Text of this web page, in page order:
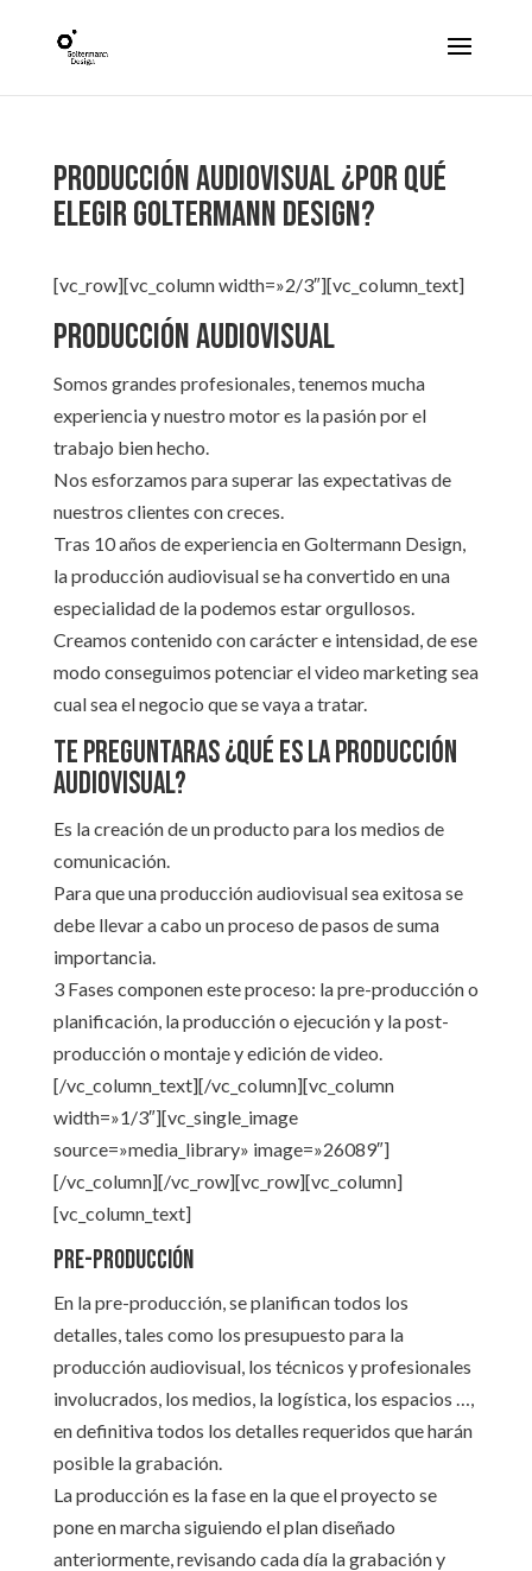
Producción Audiovisual ¿Por qué
elegir Goltermann Design?
[vc_row][vc_column width=»2/3″][vc_column_text]
Producción Audiovisual
Somos grandes profesionales, tenemos mucha
experiencia y nuestro motor es la pasión por el
trabajo bien hecho.
Nos esforzamos para superar las expectativas de
nuestros clientes con creces.
Tras 10 años de experiencia en Goltermann Design,
la producción audiovisual se ha convertido en una
especialidad de la podemos estar orgullosos.
Creamos contenido con carácter e intensidad, de ese
modo conseguimos potenciar el video marketing sea
cual sea el negocio que se vaya a tratar.
Te preguntaras ¿Qué es la producción
audiovisual?
Es la creación de un producto para los medios de
comunicación.
Para que una producción audiovisual sea exitosa se
debe llevar a cabo un proceso de pasos de suma
importancia.
3 Fases componen este proceso: la pre-producción o
planificación, la producción o ejecución y la post-
producción o montaje y edición de video.
[/vc_column_text][/vc_column][vc_column
width=»1/3″][vc_single_image
source=»media_library» image=»26089″]
[/vc_column][/vc_row][vc_row][vc_column]
[vc_column_text]
Pre-producción
En la pre-producción, se planifican todos los
detalles, tales como los presupuesto para la
producción audiovisual, los técnicos y profesionales
involucrados, los medios, la logística, los espacios …,
en definitiva todos los detalles requeridos que harán
posible la grabación.
La producción es la fase en la que el proyecto se
pone en marcha siguiendo el plan diseñado
anteriormente, revisando cada día la grabación y